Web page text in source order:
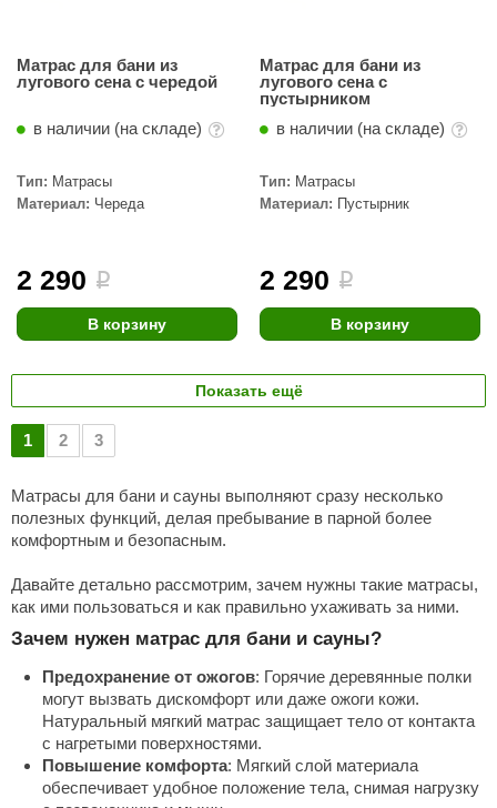
Матрас для бани из
лугового сена с чередой
в наличии (на складе)
Тип: Матрасы
Материал: Череда
2 290 i
В корзину
Матрас для бани из
лугового сена с
пустырником
в наличии (на складе)
Тип: Матрасы
Материал: Пустырник
2 290 i
В корзину
Показать ещё
1 2 3
Матрасы для бани и сауны выполняют сразу несколько
полезных функций, делая пребывание в парной более
комфортным и безопасным.
Давайте детально рассмотрим, зачем нужны такие матрасы,
как ими пользоваться и как правильно ухаживать за ними.
Зачем нужен матрас для бани и сауны?
Предохранение от ожогов: Горячие деревянные полки
могут вызвать дискомфорт или даже ожоги кожи.
Натуральный мягкий матрас защищает тело от контакта
с нагретыми поверхностями.
Повышение комфорта: Мягкий слой материала
обеспечивает удобное положение тела, снимая нагрузку